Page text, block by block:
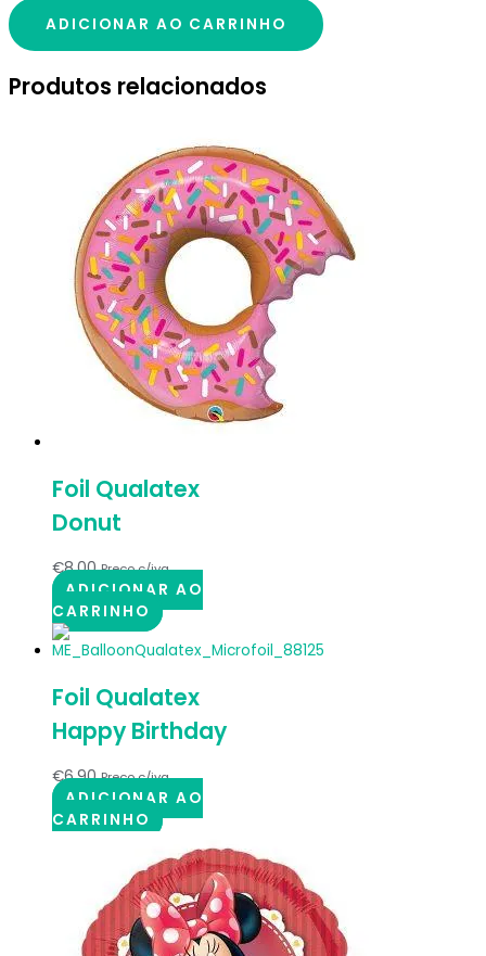
ADICIONAR AO CARRINHO
Produtos relacionados
Foil Qualatex
Donut
€8.00 Preço c/iva
ADICIONAR AO
CARRINHO
Foil Qualatex
Happy Birthday
€6.90 Preço c/iva
ADICIONAR AO
CARRINHO